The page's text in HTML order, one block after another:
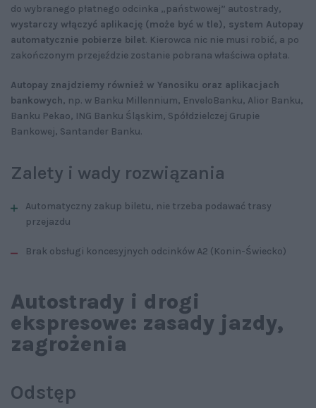
do wybranego płatnego odcinka „państwowej” autostrady,
wystarczy włączyć aplikację (może być w tle), system Autopay
automatycznie pobierze bilet. Kierowca nic nie musi robić, a po
zakończonym przejeździe zostanie pobrana właściwa opłata.
Autopay znajdziemy również w Yanosiku oraz aplikacjach
bankowych, np. w Banku Millennium, EnveloBanku, Alior Banku,
Banku Pekao, ING Banku Śląskim, Spółdzielczej Grupie
Bankowej, Santander Banku.
Zalety i wady rozwiązania
Automatyczny zakup biletu, nie trzeba podawać trasy
przejazdu
Brak obsługi koncesyjnych odcinków A2 (Konin-Świecko)
Autostrady i drogi
ekspresowe: zasady jazdy,
zagrożenia
Odstęp